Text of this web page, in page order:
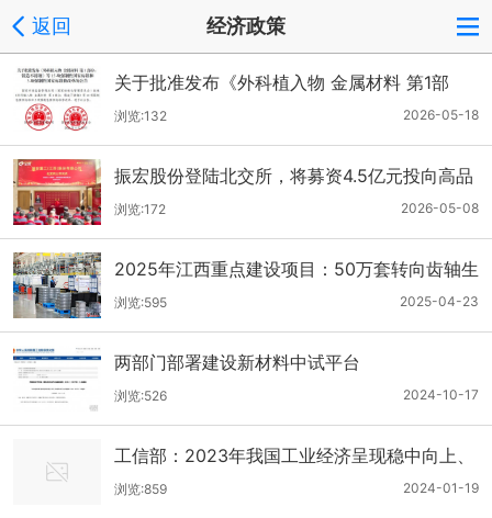
返回 经济政策
关于批准发布《外科植入物 金属材料 第1部
分：锻造不锈钢》等15项强制性国家标准和3项
强制性国家标准修改单的公告
2026-05-18
浏览:132
振宏股份登陆北交所，将募资4.5亿元投向高品
质锻件改扩建项目
2026-05-08
浏览:172
2025年江西重点建设项目：50万套转向齿轴生
产线落地
2025-04-23
浏览:595
两部门部署建设新材料中试平台
2024-10-17
浏览:526
工信部：2023年我国工业经济呈现稳中向上、
回升向好态势
2024-01-19
浏览:859